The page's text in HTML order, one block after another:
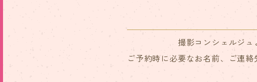
撮影コンシェルジュ
ご予約時に必要なお名前、ご連